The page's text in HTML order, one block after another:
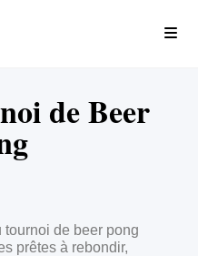
de Beer
tournoi de beer pong
prêtes à rebondir,